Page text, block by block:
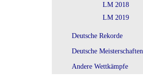
LM 2018
LM 2019
Deutsche Rekorde
Deutsche Meisterschaften
Andere Wettkämpfe